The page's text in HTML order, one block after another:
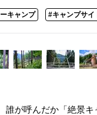
キャンプ #キャンプサイ
が呼んだか「絶景キ